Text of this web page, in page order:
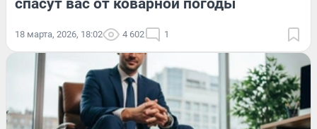
спасут вас от коварной погоды
18 марта, 2026, 18:02 4 602 1